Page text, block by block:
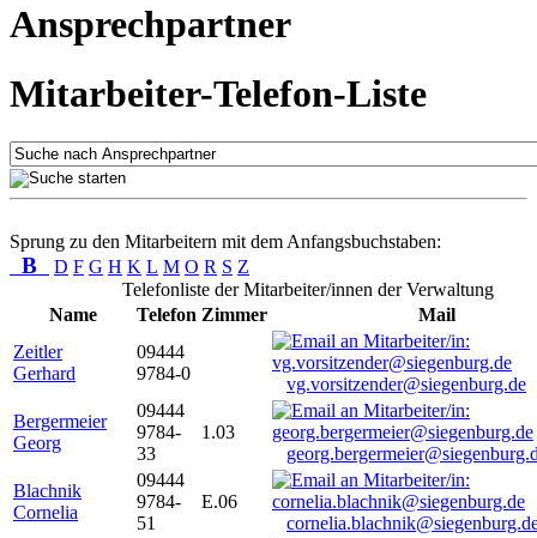
Ansprechpartner
Mitarbeiter-Telefon-Liste
Sprung zu den Mitarbeitern mit dem Anfangsbuchstaben:
B D F G H K L M O R S Z
Telefonliste der Mitarbeiter/innen der Verwaltung
Name
Telefon Zimmer
Mail
Zeitler
Gerhard
09444
9784-0
vg.vorsitzender@siegenburg.de
Bergermeier
Georg
09444
9784-
33
1.03
Blachnik
Cornelia
09444
9784-
51
E.06